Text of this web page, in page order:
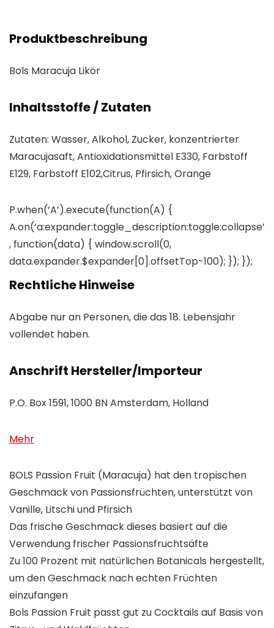
Produktbeschreibung
Bols Maracuja Likör
Inhaltsstoffe / Zutaten
Zutaten: Wasser, Alkohol, Zucker, konzentrierter
Maracujasaft, Antioxidationsmittel E330, Farbstoff
E129, Farbstoff E102,Citrus, Pfirsich, Orange
P.when(‘A’).execute(function(A) {
A.on(‘a:expander:toggle_description:toggle:collapse’
, function(data) { window.scroll(0,
data.expander.$expander[0].offsetTop-100); }); });
Rechtliche Hinweise
Abgabe nur an Personen, die das 18. Lebensjahr
vollendet haben.
Anschrift Hersteller/Importeur
P.O. Box 1591, 1000 BN Amsterdam, Holland
Mehr
BOLS Passion Fruit (Maracuja) hat den tropischen
Geschmack von Passionsfrüchten, unterstützt von
Vanille, Litschi und Pfirsich
Das frische Geschmack dieses basiert auf die
Verwendung frischer Passionsfruchtsäfte
Zu 100 Prozent mit natürlichen Botanicals hergestellt,
um den Geschmack nach echten Früchten
einzufangen
Bols Passion Fruit passt gut zu Cocktails auf Basis von